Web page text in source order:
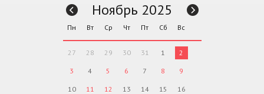
Ноябрь 2025
Пн Вт Ср Чт Пт Сб Вс
27 28 29 30 31 1 2
3 4 5 6 7 8 9
10 11 12 13 14 15 16